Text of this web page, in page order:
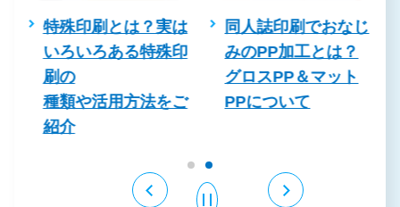
特殊印刷とは？実は
いろいろある特殊印
刷の
種類や活用方法をご
紹介
同人誌印刷でおなじ
みのPP加工とは？
グロスPP＆マット
PPについて